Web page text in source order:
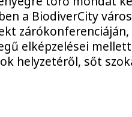
a BiodiverCity
zárókonferenciáján,
elképzelései
helyzetéről, sőt